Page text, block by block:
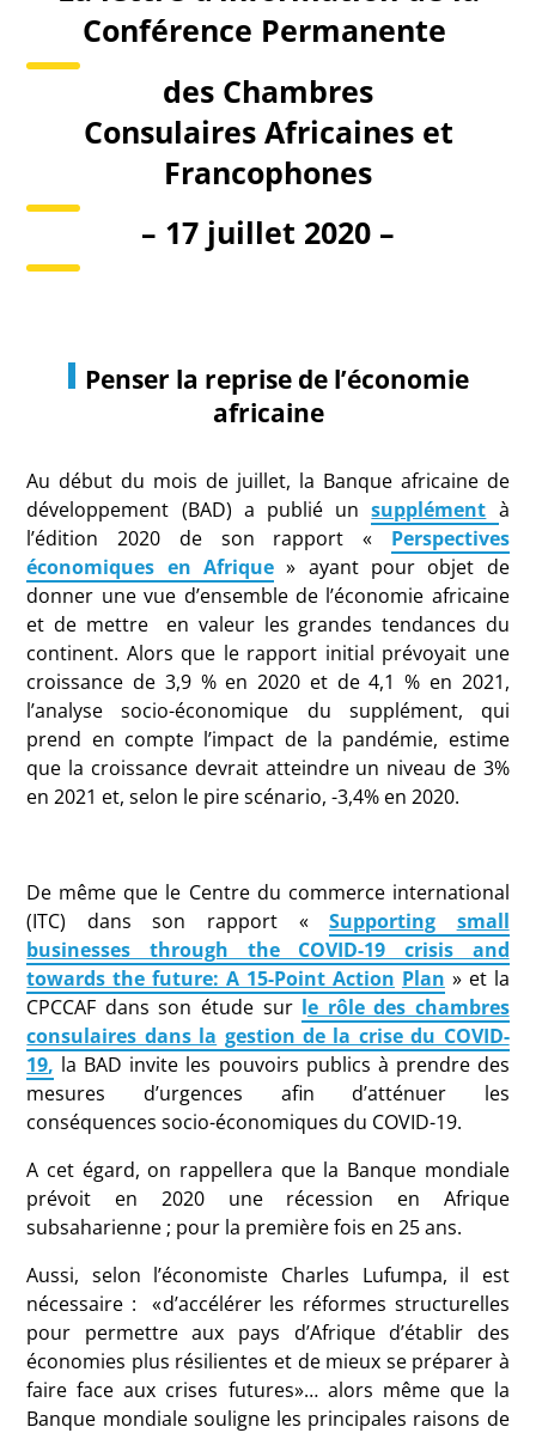
Conférence Permanente
des Chambres
Consulaires Africaines et
Francophones
– 17 juillet 2020 –
Penser la reprise de l’économie
africaine
Au début du mois de juillet, la Banque africaine de
développement (BAD) a publié unsupplément à
l’édition 2020 de son rapport « Perspectives
économiques en Afrique » ayant pour objet de
donner une vue d’ensemble de l’économie africaine
et de mettre en valeur les grandes tendances du
continent. Alors que le rapport initial prévoyait une
croissance de 3,9 % en 2020 et de 4,1 % en 2021,
l’analyse socio-économique du supplément, qui
prend en compte l’impact de la pandémie, estime
que la croissance devrait atteindre un niveau de 3%
en 2021 et, selon le pire scénario, -3,4% en 2020.
De même que le Centre du commerce international
(ITC) dans son rapport «Supporting
small
businesses through the COVID-19 crisis and
towards the future: A 15-Point Action Plan » et la
CPCCAF dans son étude sur le rôle des chambres
consulaires dans la gestion de la crise du COVID-
19, la BAD invite les pouvoirs publics à prendre des
mesures d’urgences afin d’atténuer les
conséquences socio-économiques du COVID-19.
A cet égard, on rappellera que la Banque mondiale
prévoit en 2020 une récession en Afrique
subsaharienne ; pour la première fois en 25 ans.
Aussi, selon l’économiste Charles Lufumpa, il est
nécessaire : «d’accélérer les réformes structurelles
pour permettre aux pays d’Afrique d’établir des
économies plus résilientes et de mieux se préparer à
faire face aux crises futures»… alors même que la
Banque mondiale souligne les principales raisons de